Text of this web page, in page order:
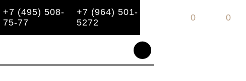
0
0
+7 (495) 508-
75-77
+7 (964) 501-
5272